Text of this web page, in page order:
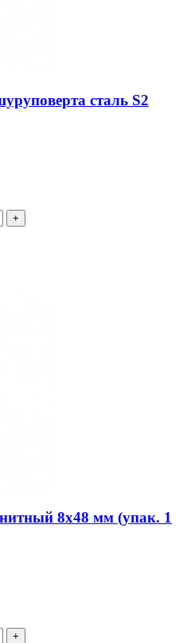
сталь S2
8х48 мм (упак. 1